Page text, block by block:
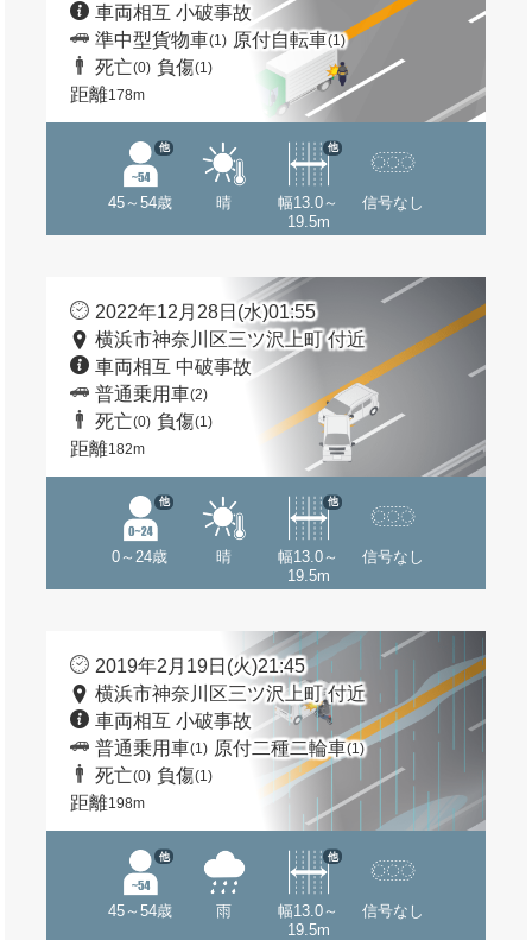
車両相互 小破事故
準中型貨物車(1) 原付自転車(1)
死亡(0) 負傷(1)
距離178m
45～54歳
他
晴
幅13.0～
19.5m
他
信号なし
2022年12月28日(水)01:55
横浜市神奈川区三ツ沢上町 付近
車両相互 中破事故
普通乗用車(2)
死亡(0) 負傷(1)
距離182m
0～24歳
他
晴
幅13.0～
19.5m
他
信号なし
2019年2月19日(火)21:45
横浜市神奈川区三ツ沢上町 付近
車両相互 小破事故
普通乗用車(1) 原付二種二輪車(1)
死亡(0) 負傷(1)
距離198m
45～54歳
他
雨
幅13.0～
19.5m
他
信号なし